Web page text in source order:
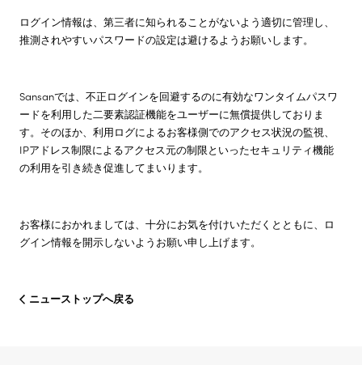
ログイン情報は、第三者に知られることがないよう適切に管理し、
推測されやすいパスワードの設定は避けるようお願いします。
Sansanでは、不正ログインを回避するのに有効なワンタイムパスワ
ードを利用した二要素認証機能をユーザーに無償提供しておりま
す。そのほか、利用ログによるお客様側でのアクセス状況の監視、
IPアドレス制限によるアクセス元の制限といったセキュリティ機能
の利用を引き続き促進してまいります。
お客様におかれましては、十分にお気を付けいただくとともに、ロ
グイン情報を開示しないようお願い申し上げます。
ニューストップへ戻る